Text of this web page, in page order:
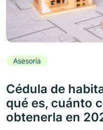
Asesoría
Cédula de
qué es, cuánto
obtenerla en